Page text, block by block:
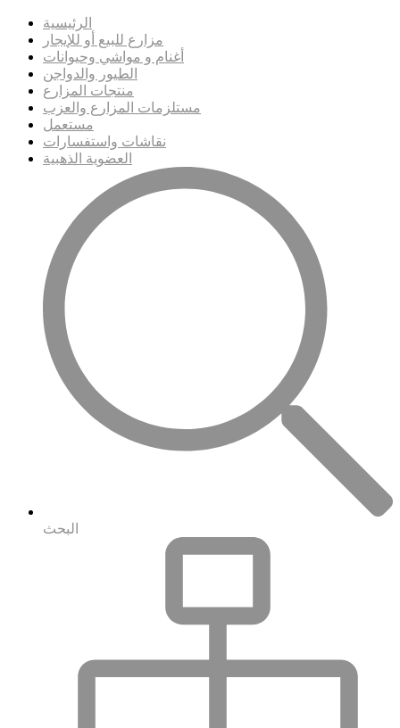
الرئيسية
مزارع للبيع أو للإيجار
أغنام و مواشي وحيوانات
الطيور والدواجن
منتجات المزارع
مستلزمات المزارع والعزب
مستعمل
نقاشات واستفسارات
العضوية الذهبية
البحث